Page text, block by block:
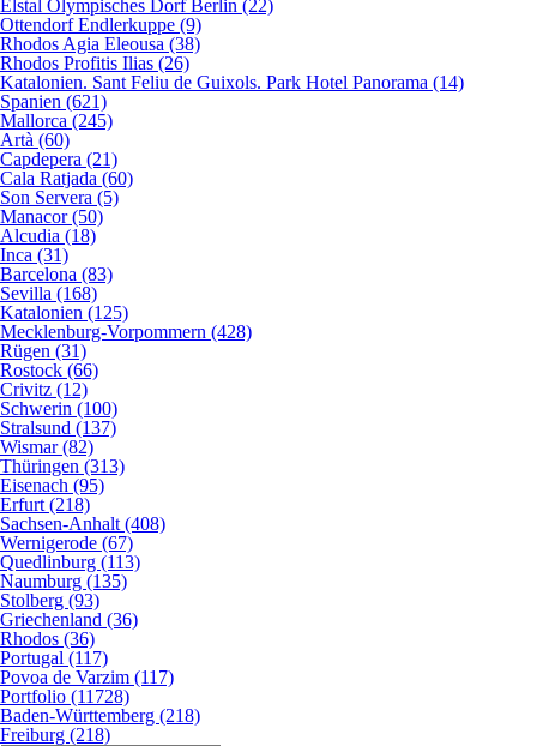
Elstal Olympisches Dorf Berlin (22)
Ottendorf Endlerkuppe (9)
Rhodos Agia Eleousa (38)
Rhodos Profitis Ilias (26)
Katalonien. Sant Feliu de Guixols. Park Hotel Panorama (14)
Spanien (621)
Mallorca (245)
Artà (60)
Capdepera (21)
Cala Ratjada (60)
Son Servera (5)
Manacor (50)
Alcudia (18)
Inca (31)
Barcelona (83)
Sevilla (168)
Katalonien (125)
Mecklenburg-Vorpommern (428)
Rügen (31)
Rostock (66)
Crivitz (12)
Schwerin (100)
Stralsund (137)
Wismar (82)
Thüringen (313)
Eisenach (95)
Erfurt (218)
Sachsen-Anhalt (408)
Wernigerode (67)
Quedlinburg (113)
Naumburg (135)
Stolberg (93)
Griechenland (36)
Rhodos (36)
Portugal (117)
Povoa de Varzim (117)
Portfolio (11728)
Baden-Württemberg (218)
Freiburg (218)